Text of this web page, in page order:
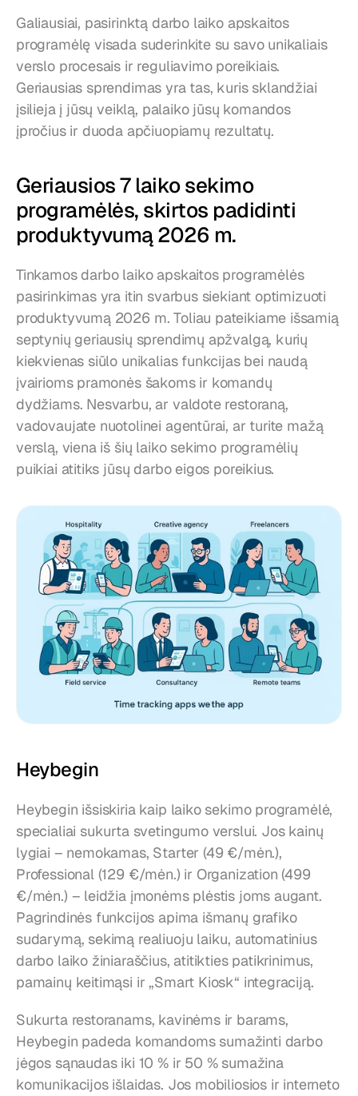
Galiausiai, pasirinktą darbo laiko apskaitos
programėlę visada suderinkite su savo unikaliais
verslo procesais ir reguliavimo poreikiais.
Geriausias sprendimas yra tas, kuris sklandžiai
įsilieja į jūsų veiklą, palaiko jūsų komandos
įpročius ir duoda apčiuopiamų rezultatų.
Geriausios 7 laiko sekimo
programėlės, skirtos padidinti
produktyvumą 2026 m.
Tinkamos darbo laiko apskaitos programėlės
pasirinkimas yra itin svarbus siekiant optimizuoti
produktyvumą 2026 m. Toliau pateikiame išsamią
septynių geriausių sprendimų apžvalgą, kurių
kiekvienas siūlo unikalias funkcijas bei naudą
įvairioms pramonės šakoms ir komandų
dydžiams. Nesvarbu, ar valdote restoraną,
vadovaujate nuotolinei agentūrai, ar turite mažą
verslą, viena iš šių laiko sekimo programėlių
puikiai atitiks jūsų darbo eigos poreikius.
Heybegin
Heybegin išsiskiria kaip laiko sekimo programėlė,
specialiai sukurta svetingumo verslui. Jos kainų
lygiai – nemokamas, Starter (49 €/mėn.),
Professional (129 €/mėn.) ir Organization (499
€/mėn.) – leidžia įmonėms plėstis joms augant.
Pagrindinės funkcijos apima išmanų grafiko
sudarymą, sekimą realiuoju laiku, automatinius
darbo laiko žiniaraščius, atitikties patikrinimus,
pamainų keitimąsi ir „Smart Kiosk“ integraciją.
Sukurta restoranams, kavinėms ir barams,
Heybegin padeda komandoms sumažinti darbo
jėgos sąnaudas iki 10 % ir 50 % sumažina
komunikacijos išlaidas. Jos mobiliosios ir interneto